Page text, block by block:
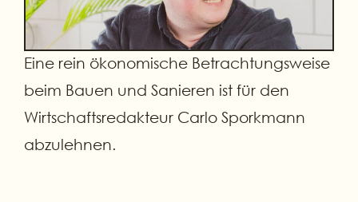
Eine rein ökonomische Betrachtungsweise
beim Bauen und Sanieren ist für den
Wirtschaftsredakteur Carlo Sporkmann
abzulehnen.